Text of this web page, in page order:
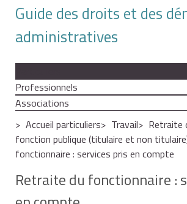
Guide des droits et des
administratives
Professionnels
Associations
Accueil particuliers
Travail
Retraite
fonction publique (titulaire et non
fonctionnaire : services pris en compte
Retraite du fonctionnaire :